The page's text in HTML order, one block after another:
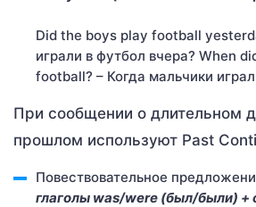
Did the boys play football
играли в футбол вчера? When
football? – Когда мальчики
При сообщении о длительном
прошлом используют Past
Повествовательное
глаголы was/were (был/были) +